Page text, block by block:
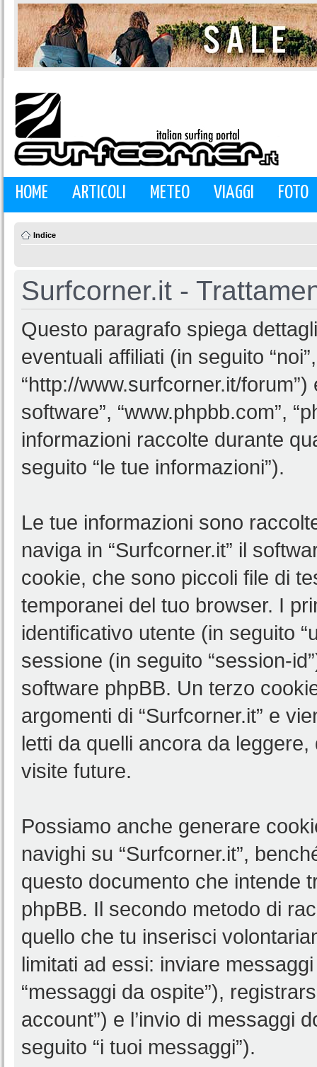
HOME ARTICOLI METEO VIAGGI FOTO
Indice
Surfcorner.it -
Questo paragrafo spiega
eventuali affiliati (in seguito
“http://www.surfcorner.it/forum”)
software”, “www.phpbb.com”,
informazioni raccolte durante
seguito “le tue informazioni”).
Le tue informazioni sono
naviga in “Surfcorner.it” il
cookie, che sono piccoli file di
temporanei del tuo browser. I
identificativo utente (in seguito
sessione (in seguito “session-
software phpBB. Un terzo
argomenti di “Surfcorner.it” e
letti da quelli ancora da
visite future.
Possiamo anche generare
navighi su “Surfcorner.it”,
questo documento che intende
phpBB. Il secondo metodo di
quello che tu inserisci
limitati ad essi: inviare
“messaggi da ospite”),
account”) e l’invio di messaggi
seguito “i tuoi messaggi”).